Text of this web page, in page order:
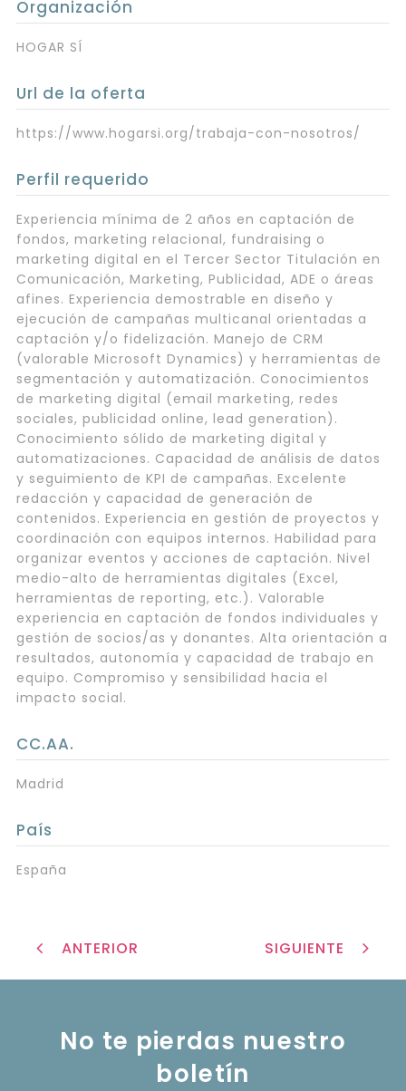
Organización
HOGAR SÍ
Url de la oferta
https://www.hogarsi.org/trabaja-con-nosotros/
Perfil requerido
Experiencia mínima de 2 años en captación de
fondos, marketing relacional, fundraising o
marketing digital en el Tercer Sector Titulación en
Comunicación, Marketing, Publicidad, ADE o áreas
afines. Experiencia demostrable en diseño y
ejecución de campañas multicanal orientadas a
captación y/o fidelización. Manejo de CRM
(valorable Microsoft Dynamics) y herramientas de
segmentación y automatización. Conocimientos
de marketing digital (email marketing, redes
sociales, publicidad online, lead generation).
Conocimiento sólido de marketing digital y
automatizaciones. Capacidad de análisis de datos
y seguimiento de KPI de campañas. Excelente
redacción y capacidad de generación de
contenidos. Experiencia en gestión de proyectos y
coordinación con equipos internos. Habilidad para
organizar eventos y acciones de captación. Nivel
medio-alto de herramientas digitales (Excel,
herramientas de reporting, etc.). Valorable
experiencia en captación de fondos individuales y
gestión de socios/as y donantes. Alta orientación a
resultados, autonomía y capacidad de trabajo en
equipo. Compromiso y sensibilidad hacia el
impacto social.
CC.AA.
Madrid
País
España
ANTERIOR SIGUIENTE
No te pierdas nuestro
boletín